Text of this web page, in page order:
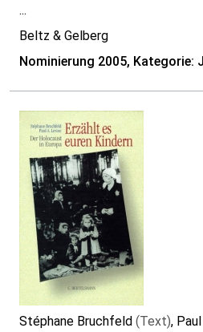
...
Beltz & Gelberg
Nominierung 2005, Kategorie:
Stéphane Bruchfeld (Text),